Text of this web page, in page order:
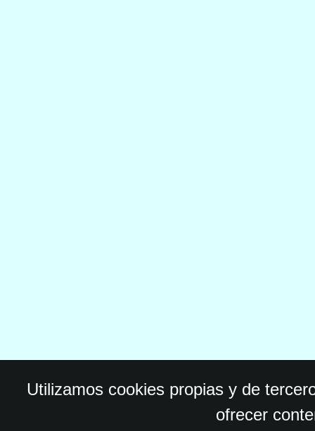
Utilizamos cookies propias y de
ofrecer